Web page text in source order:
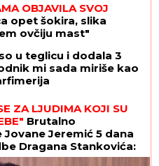
OBJAVILA SVOJ
opet šokira, slika
ovčiju mast"
u teglicu i dodala 3
mi sada miriše kao
ZA LJUDIMA KOJI SU
Brutalno
Jovane Jeremić 5 dana
Dragana Stankovića:
rade"